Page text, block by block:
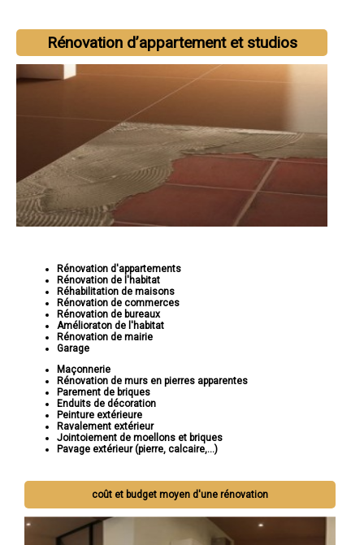
Rénovation d’appartement et studios
Rénovation d'appartements
Rénovation de l'habitat
Réhabilitation de maisons
Rénovation de commerces
Rénovation de bureaux
Amélioraton de l'habitat
Rénovation de mairie
Garage
Maçonnerie
Rénovation de murs en pierres apparentes
Parement de briques
Enduits de décoration
Peinture extérieure
Ravalement extérieur
Jointoiement de moellons et briques
Pavage extérieur (pierre, calcaire,...)
coût et budget moyen d'une rénovation